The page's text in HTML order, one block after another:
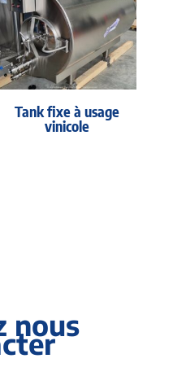
Tank fixe à usage
vinicole
nous